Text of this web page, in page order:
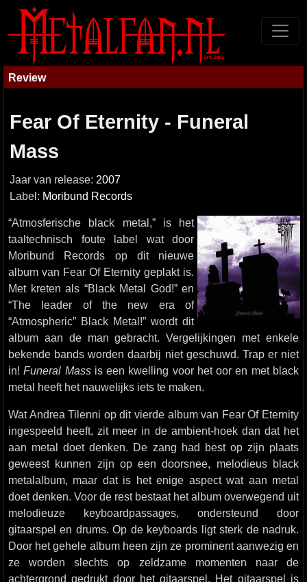
Review
Fear Of Eternity - Funeral
Mass
Jaar van release: 2007
Label: Moribund Records
“Atmosferische black metal,” is het
taaltechnisch foute label wat door
Moribund Records op dit nieuwe
album van Fear Of Eternity geplakt is.
Met kreten als “Black Metal God!” en
“The leader of the new era of
“Atmospheric” Black Metal!” wordt dit
album aan de man gebracht. Vergelijkingen met enkele
bekende bands worden daarbij niet geschuwd. Trap er niet
in!Funeral Massis een kwelling voor het oor en met black
metal heeft het nauwelijks iets te maken.
Wat Andrea Tilenni op dit vierde album van Fear Of Eternity
ingespeeld heeft, zit meer in de ambient-hoek dan dat het
aan metal doet denken. De zang had best op zijn plaats
geweest kunnen zijn op een doorsnee, melodieus black
metalalbum, maar dat is het enige aspect wat aan metal
doet denken. Voor de rest bestaat het album overwegend uit
melodieuze keyboardpassages, ondersteund door
gitaarspel en drums. Op de keyboards ligt sterk de nadruk.
Door het gehele album heen zijn ze prominent aanwezig en
ze worden slechts op zeldzame momenten naar de
achtergrond gedrukt door het gitaarspel. Het gitaarspel is